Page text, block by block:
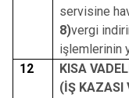
servisine
8)vergi
işlemlerinin
12
KISA
(İŞ KAZASI